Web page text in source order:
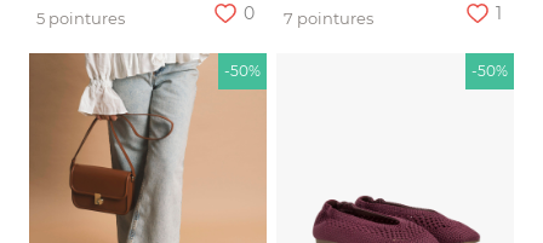
5 pointures
0
7 pointures
1
-50% -50%